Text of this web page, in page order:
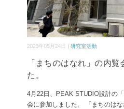
2023年05月24日 | 研究室活動
「まちのはなれ」の内覧
た。
4月22日、PEAK STUDIO設計の
会に参加しました。 「まちのは